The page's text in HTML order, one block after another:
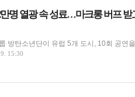
명 열광 속 성료…마크롱 버프 받
방탄소년단이 유럽 5개 도시, 10회 공연
15:30